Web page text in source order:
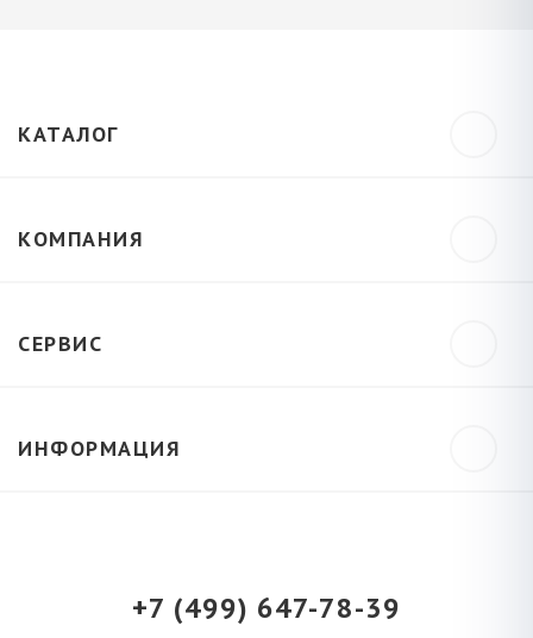
КАТАЛОГ
КОМПАНИЯ
СЕРВИС
ИНФОРМАЦИЯ
+7 (499) 647-78-39